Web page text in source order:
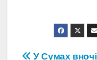
У Сумах вночі